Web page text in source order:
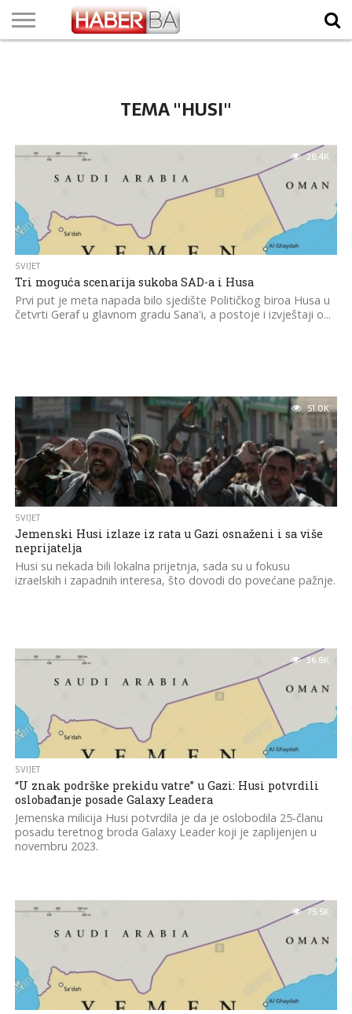
TEMA "HUSI"
28.4K
SVIJET
Tri moguća scenarija sukoba SAD-a i Husa
Prvi put je meta napada bilo sjedište Političkog biroa Husa u
četvrti Geraf u glavnom gradu Sana'i, a postoje i izvještaji o...
51.0K
SVIJET
Jemenski Husi izlaze iz rata u Gazi osnaženi i sa više
neprijatelja
Husi su nekada bili lokalna prijetnja, sada su u fokusu
izraelskih i zapadnih interesa, što dovodi do povećane pažnje.
36.8K
SVIJET
“U znak podrške prekidu vatre” u Gazi: Husi potvrdili
oslobađanje posade Galaxy Leadera
Jemenska milicija Husi potvrdila je da je oslobodila 25-članu
posadu teretnog broda Galaxy Leader koji je zaplijenjen u
novembru 2023.
75.5K